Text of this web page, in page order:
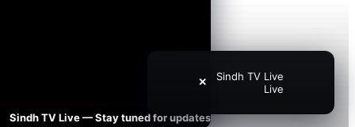
TV Live — Stay tuned for updates
Sindh TV Live
Live
✕